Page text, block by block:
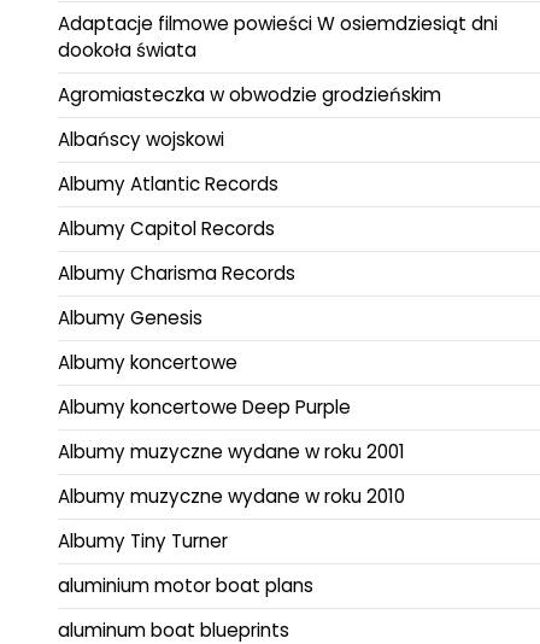
Adaptacje filmowe powieści W osiemdziesiąt dni
dookoła świata
Agromiasteczka w obwodzie grodzieńskim
Albańscy wojskowi
Albumy Atlantic Records
Albumy Capitol Records
Albumy Charisma Records
Albumy Genesis
Albumy koncertowe
Albumy koncertowe Deep Purple
Albumy muzyczne wydane w roku 2001
Albumy muzyczne wydane w roku 2010
Albumy Tiny Turner
aluminium motor boat plans
aluminum boat blueprints